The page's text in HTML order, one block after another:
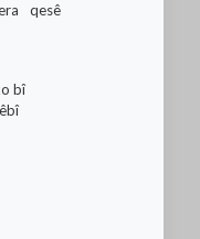
qesê
bî